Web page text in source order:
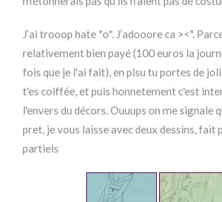
J’ai trooop hate *o*. J’adooore ca ><".
relativement bien payé (100 euros la
fois que je l'ai fait), en plsu tu portes de
t'es coiffée, et puis honnetement c'est
l'envers du décors. Ouuups on me signale
pret, je vous laisse avec deux dessins, fait
partiels